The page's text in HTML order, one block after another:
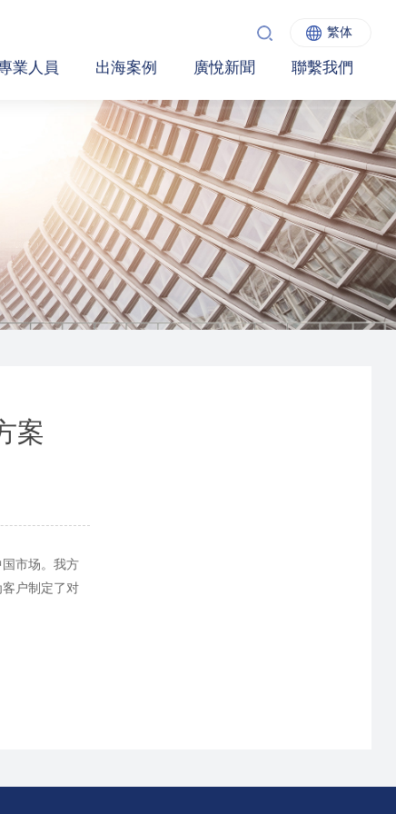
業人員 出海案例 廣悅新聞 聯繫我們
繁体
案
市场。我方
户制定了对